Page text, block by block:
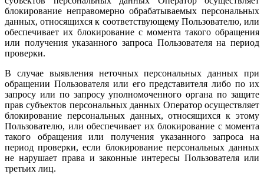
блокирование неправомерно обрабатываемых персональных
данных, относящихся к соответствующему Пользователю, или
обеспечивает их блокирование с момента такого обращения
или получения указанного запроса Пользователя на период
проверки.
В случае выявления неточных персональных данных при
обращении Пользователя или его представителя либо по их
запросу или по запросу уполномоченного органа по защите
прав субъектов персональных данных Оператор осуществляет
блокирование персональных данных, относящихся к этому
Пользователю, или обеспечивает их блокирование с момента
такого обращения или получения указанного запроса на
период проверки, если блокирование персональных данных
не нарушает права и законные интересы Пользователя или
третьих лиц.